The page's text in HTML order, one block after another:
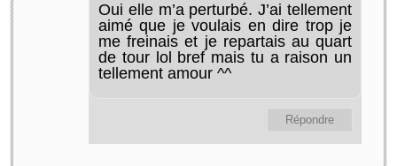
Oui elle m’a perturbé. J’ai tellement
aimé que je voulais en dire trop je
me freinais et je repartais au quart
de tour lol bref mais tu a raison un
tellement amour ^^
Répondre